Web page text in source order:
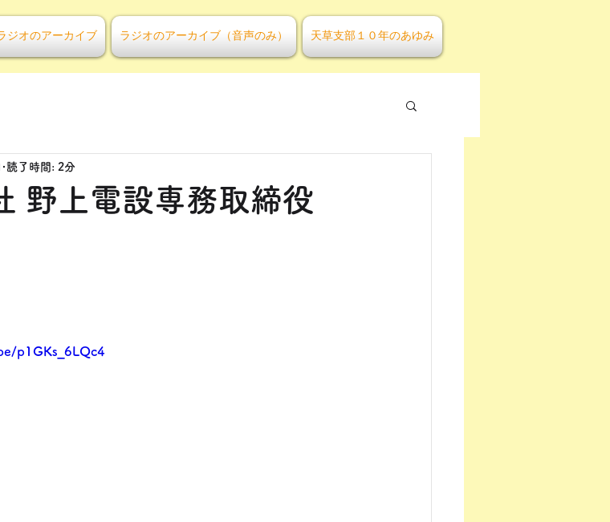
ジオのアーカイブ ラジオのアーカイブ（音声のみ） 天草支部１０年のあゆみ
野上電設専務取締役
読了時間: 2分
p1GKs_6LQc4